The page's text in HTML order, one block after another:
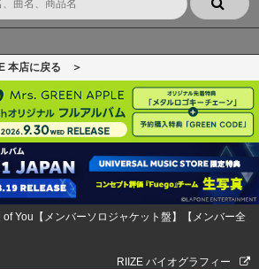
本店に戻る ＞
of You【メンバーソロジャケット盤】【メンバー全
RIIZE バイオグラフィー